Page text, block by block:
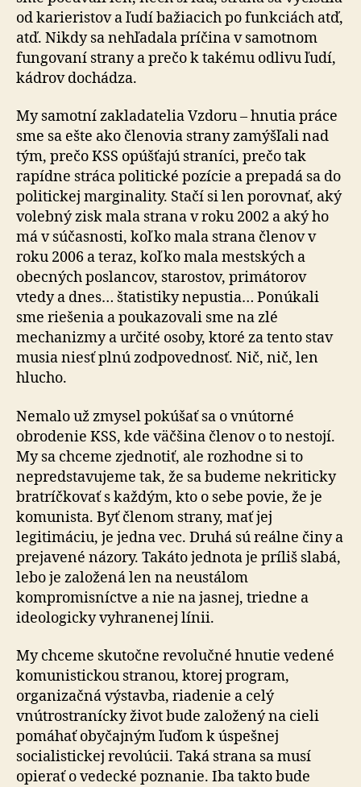
od karieristov a ľudí bažiacich po funkciách atď,
atď. Nikdy sa nehľadala príčina v samotnom
fungovaní strany a prečo k takému odlivu ľudí,
kádrov dochádza.
My samotní zakladatelia Vzdoru – hnutia práce
sme sa ešte ako členovia strany zamýšľali nad
tým, prečo KSS opúšťajú straníci, prečo tak
rapídne stráca politické pozície a prepadá sa do
politickej marginality. Stačí si len porovnať, aký
volebný zisk mala strana v roku 2002 a aký ho
má v súčasnosti, koľko mala strana členov v
roku 2006 a teraz, koľko mala mestských a
obecných poslancov, starostov, primátorov
vtedy a dnes… štatistiky nepustia… Ponúkali
sme riešenia a poukazovali sme na zlé
mechanizmy a určité osoby, ktoré za tento stav
musia niesť plnú zodpovednosť. Nič, nič, len
hlucho.
Nemalo už zmysel pokúšať sa o vnútorné
obrodenie KSS, kde väčšina členov o to nestojí.
My sa chceme zjednotiť, ale rozhodne si to
nepredstavujeme tak, že sa budeme nekriticky
bratríčkovať s každým, kto o sebe povie, že je
komunista. Byť členom strany, mať jej
legitimáciu, je jedna vec. Druhá sú reálne činy a
prejavené názory. Takáto jednota je príliš slabá,
lebo je založená len na neustálom
kompromisníctve a nie na jasnej, triedne a
ideologicky vyhranenej línii.
My chceme skutočne revolučné hnutie vedené
komunistickou stranou, ktorej program,
organizačná výstavba, riadenie a celý
vnútrostranícky život bude založený na cieli
pomáhať obyčajným ľuďom k úspešnej
socialistickej revolúcii. Taká strana sa musí
opierať o vedecké poznanie. Iba takto bude